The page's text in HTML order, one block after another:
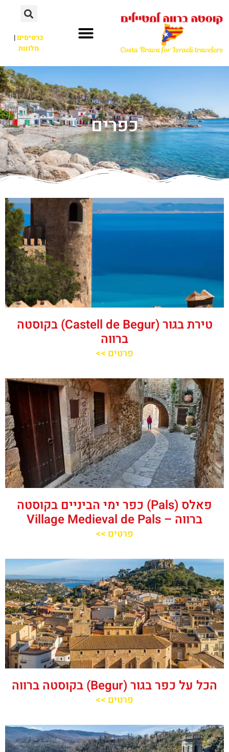
כרטיסים|
מלונות
כפרים
טירת בגור (Castell de Begur) בקוסטה
ברווה
פרטים >>
פאלס (Pals) כפר ימי הביניים בקוסטה
ברווה – ‪‪Village Medieval de Pals‬‬
פרטים >>
הכל על כפר בגור (Begur) בקוסטה ברווה
פרטים >>